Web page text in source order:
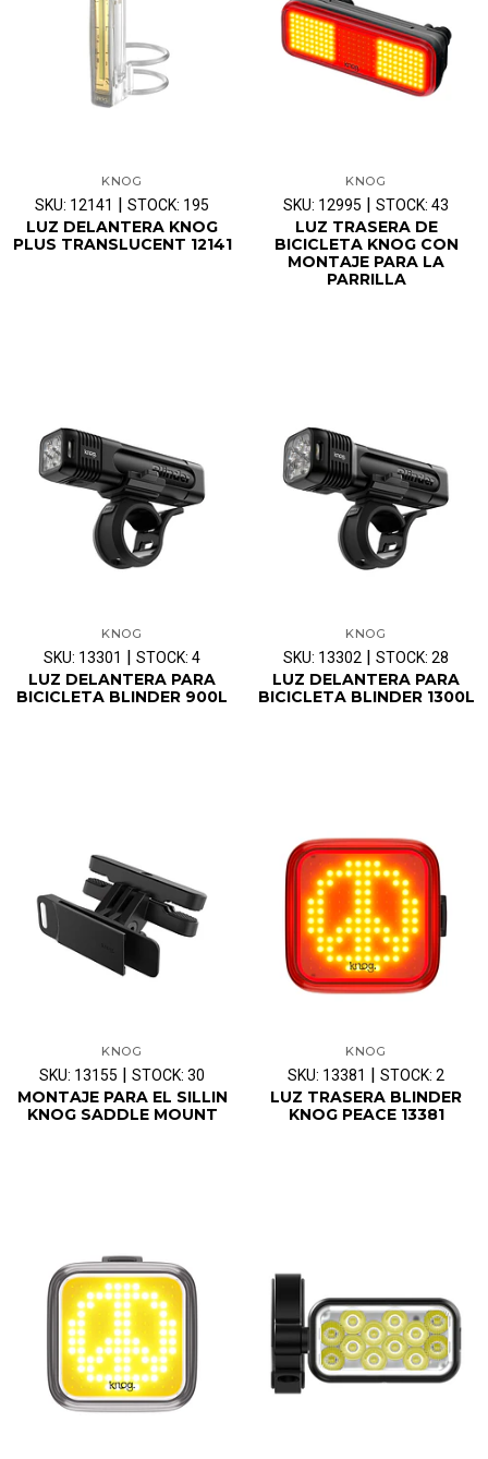
KNOG
SKU: 12141 | STOCK: 195
LUZ DELANTERA KNOG
PLUS TRANSLUCENT 12141
KNOG
SKU: 12995 | STOCK: 43
LUZ TRASERA DE
BICICLETA KNOG CON
MONTAJE PARA LA
PARRILLA
KNOG
SKU: 13301 | STOCK: 4
LUZ DELANTERA PARA
BICICLETA BLINDER 900L
KNOG
SKU: 13302 | STOCK: 28
LUZ DELANTERA PARA
BICICLETA BLINDER 1300L
KNOG
SKU: 13155 | STOCK: 30
MONTAJE PARA EL SILLIN
KNOG SADDLE MOUNT
KNOG
SKU: 13381 | STOCK: 2
LUZ TRASERA BLINDER
KNOG PEACE 13381